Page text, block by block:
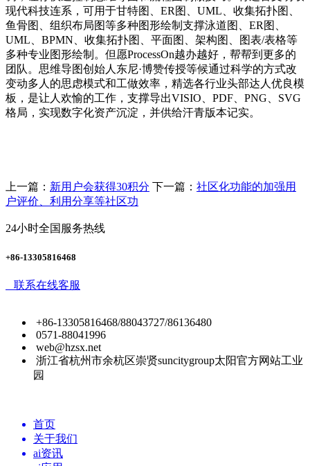
现代科技连系，可用于甘特图、ER图、UML、收集拓扑图、
鱼骨图、组织布局图等多种图形绘制支撑泳道图、ER图、
UML、BPMN、收集拓扑图、平面图、架构图、图表/表格等
多种专业图形绘制。但愿ProcessOn越办越好，帮帮到更多的
团队。思维导图创始人东尼·博赞传授等候通过科学的方式改
变动多人的思虑模式和工做效率，精选各行业头部达人优良模
板，是让人欢愉的工作，支撑导出VISIO、PDF、PNG、SVG
格局，实现数字化资产沉淀，并供给汗青版本记实。
上一篇： 新用户会获得30积分 下一篇： 社区化功能的加强用
户评价、利用分享等社区功
24小时全国服务热线
+86-13305816468
联系在线客服
+86-13305816468/88043727/86136480
0571-88041996
web@hzsx.net
浙江省杭州市余杭区崇贤suncitygroup太阳官方网站工业
园
首页
关于我们
ai资讯